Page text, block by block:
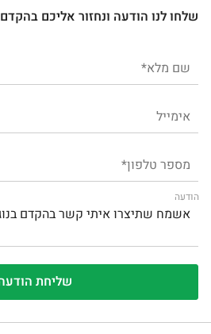
שלחו לנו הודעה ונחזור אליכם בהקדם
הודעה